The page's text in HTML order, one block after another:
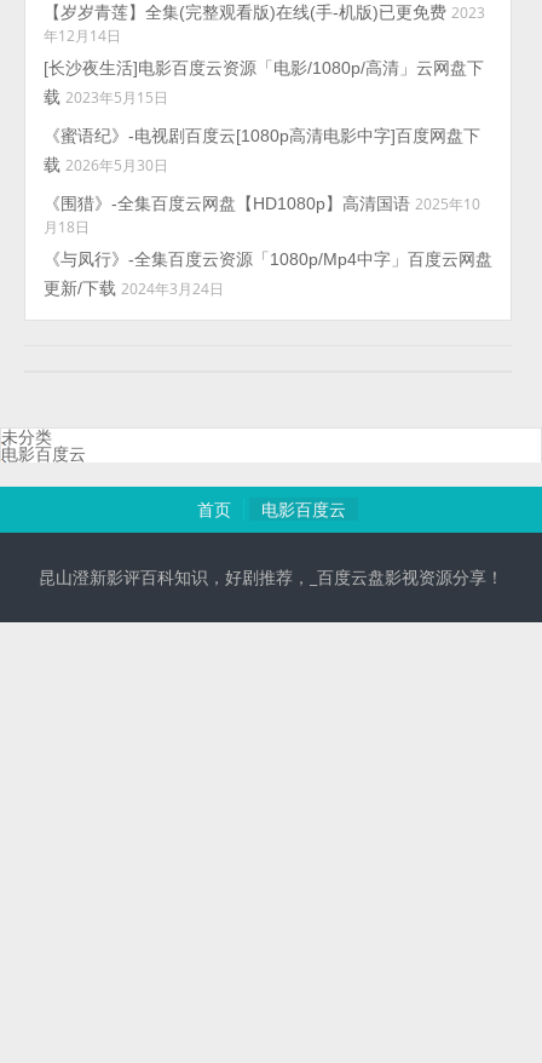
【岁岁青莲】全集(完整观看版)在线(手-机版)已更免费 2023
年12月14日
[长沙夜生活]电影百度云资源「电影/1080p/高清」云网盘下
载 2023年5月15日
《蜜语纪》-电视剧百度云[1080p高清电影中字]百度网盘下
载 2026年5月30日
《围猎》-全集百度云网盘【HD1080p】高清国语 2025年10
月18日
《与凤行》-全集百度云资源「1080p/Mp4中字」百度云网盘
更新/下载 2024年3月24日
未分类
电影百度云
首页 电影百度云
昆山澄新影评百科知识，好剧推荐，_百度云盘影视资源分享！